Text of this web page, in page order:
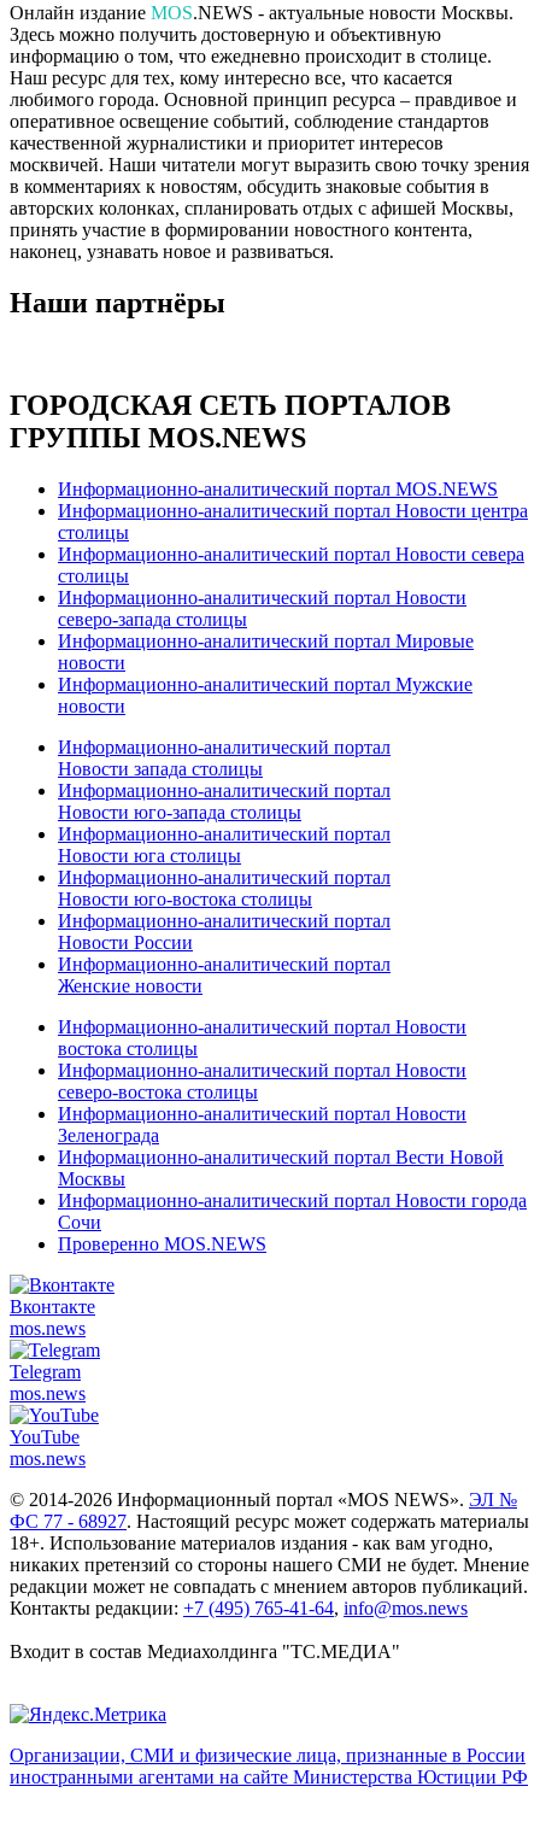
Онлайн издание MOS.NEWS - актуальные новости Москвы.
Здесь можно получить достоверную и объективную
информацию о том, что ежедневно происходит в столице.
Наш ресурс для тех, кому интересно все, что касается
любимого города. Основной принцип ресурса – правдивое и
оперативное освещение событий, соблюдение стандартов
качественной журналистики и приоритет интересов
москвичей. Наши читатели могут выразить свою точку зрения
в комментариях к новостям, обсудить знаковые события в
авторских колонках, спланировать отдых с афишей Москвы,
принять участие в формировании новостного контента,
наконец, узнавать новое и развиваться.
Наши партнёры
ГОРОДСКАЯ СЕТЬ ПОРТАЛОВ
ГРУППЫ MOS.NEWS
Информационно-аналитический портал MOS.NEWS
Информационно-аналитический портал Новости центра
столицы
Информационно-аналитический портал Новости севера
столицы
Информационно-аналитический портал Новости
северо-запада столицы
Информационно-аналитический портал Мировые
новости
Информационно-аналитический портал Мужские
новости
Информационно-аналитический портал
Новости запада столицы
Информационно-аналитический портал
Новости юго-запада столицы
Информационно-аналитический портал
Новости юга столицы
Информационно-аналитический портал
Новости юго-востока столицы
Информационно-аналитический портал
Новости России
Информационно-аналитический портал
Женские новости
Информационно-аналитический портал Новости
востока столицы
Информационно-аналитический портал Новости
северо-востока столицы
Информационно-аналитический портал Новости
Зеленограда
Информационно-аналитический портал Вести Новой
Москвы
Информационно-аналитический портал Новости города
Сочи
Проверенно MOS.NEWS
Вконтакте
mos.news
Telegram
mos.news
YouTube
mos.news
© 2014-2026 Информационный портал «MOS NEWS». ЭЛ №
ФС 77 - 68927. Настоящий ресурс может содержать материалы
18+. Использование материалов издания - как вам угодно,
никаких претензий со стороны нашего СМИ не будет. Мнение
редакции может не совпадать с мнением авторов публикаций.
Контакты редакции: +7 (495) 765-41-64, info@mos.news
Входит в состав Медиахолдинга "ТС.МЕДИА"
Организации, СМИ и физические лица, признанные в России
иностранными агентами на сайте Министерства Юстиции РФ